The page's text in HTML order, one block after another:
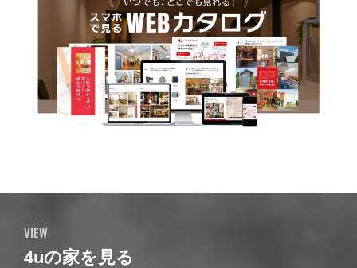
VIEW
4uの家を見る